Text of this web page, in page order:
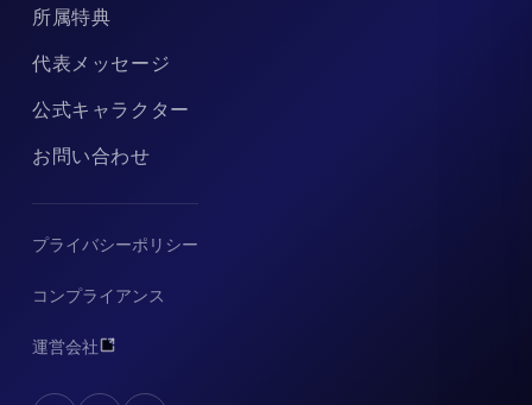
所属特典
代表メッセージ
公式キャラクター
お問い合わせ
プライバシーポリシー
コンプライアンス
運営会社